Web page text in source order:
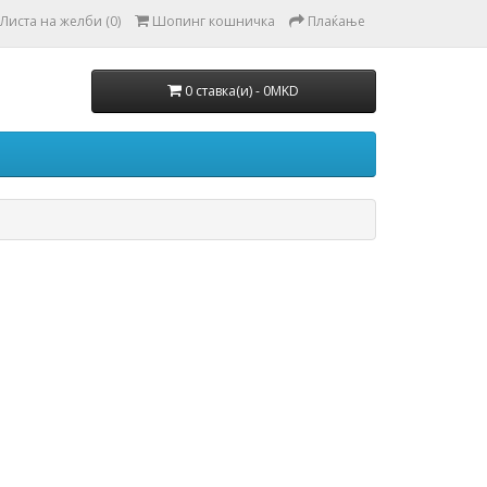
Листа на желби (0) Шопинг кошничка Плаќање
0 ставка(и) - 0MKD